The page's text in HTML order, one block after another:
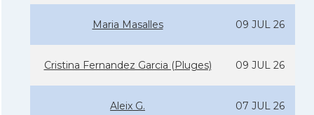
Maria Masalles 09 JUL 26
Cristina Fernandez Garcia (Pluges) 09 JUL 26
Aleix G. 07 JUL 26